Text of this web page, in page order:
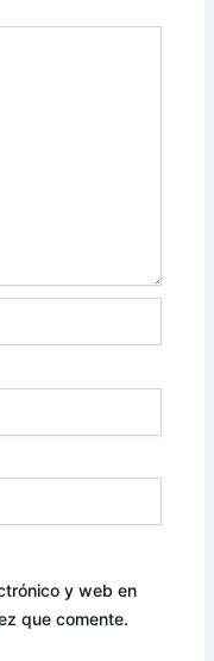
y web en
que comente.